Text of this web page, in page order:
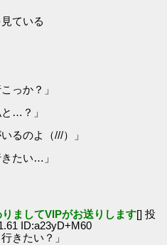
ている
っか？」
…？」
るのよ（///）」
たい…」
ましてVIPがお送りします[] 投
ID:a23yD+M60
きたい？」